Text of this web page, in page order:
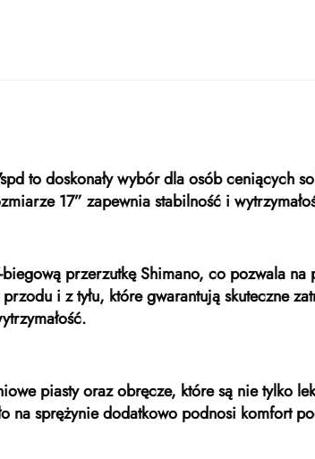
to doskonały wybór dla osób
17” zapewnia stabilność i
przerzutkę Shimano, co pozwala
i z tyłu, które gwarantują skuteczne
piasty oraz obręcze, które są nie tylko
na sprężynie dodatkowo podnosi komfort